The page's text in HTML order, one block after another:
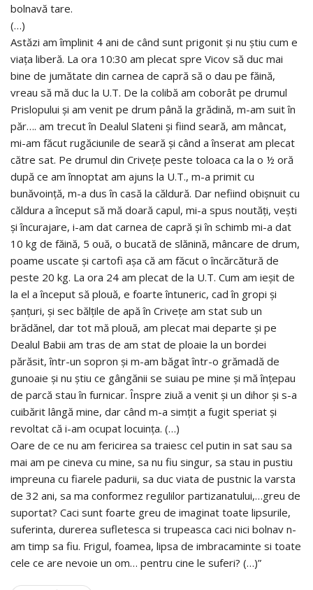
bolnavă tare.
(…)
Astăzi am împlinit 4 ani de când sunt prigonit şi nu ştiu cum e
viaţa liberă. La ora 10:30 am plecat spre Vicov să duc mai
bine de jumătate din carnea de capră să o dau pe făină,
vreau să mă duc la U.T. De la colibă am coborât pe drumul
Prislopului şi am venit pe drum până la grădină, m-am suit în
păr…. am trecut în Dealul Slateni şi fiind seară, am mâncat,
mi-am făcut rugăciunile de seară şi când a înserat am plecat
către sat. Pe drumul din Criveţe peste toloaca ca la o ½ oră
după ce am înnoptat am ajuns la U.T., m-a primit cu
bunăvoinţă, m-a dus în casă la căldură. Dar nefiind obişnuit cu
căldura a început să mă doară capul, mi-a spus noutăţi, veşti
şi încurajare, i-am dat carnea de capră şi în schimb mi-a dat
10 kg de făină, 5 ouă, o bucată de slănină, mâncare de drum,
poame uscate şi cartofi aşa că am făcut o încărcătură de
peste 20 kg. La ora 24 am plecat de la U.T. Cum am ieşit de
la el a început să plouă, e foarte întuneric, cad în gropi şi
şanţuri, şi sec bălţile de apă în Criveţe am stat sub un
brădănel, dar tot mă plouă, am plecat mai departe şi pe
Dealul Babii am tras de am stat de ploaie la un bordei
părăsit, într-un sopron şi m-am băgat într-o grămadă de
gunoaie şi nu ştiu ce gângănii se suiau pe mine şi mă înţepau
de parcă stau în furnicar. Înspre ziuă a venit şi un dihor şi s-a
cuibărit lângă mine, dar când m-a simţit a fugit speriat şi
revoltat că i-am ocupat locuinţa. (…)
Oare de ce nu am fericirea sa traiesc cel putin in sat sau sa
mai am pe cineva cu mine, sa nu fiu singur, sa stau in pustiu
impreuna cu fiarele padurii, sa duc viata de pustnic la varsta
de 32 ani, sa ma conformez regulilor partizanatului,…greu de
suportat? Caci sunt foarte greu de imaginat toate lipsurile,
suferinta, durerea sufletesca si trupeasca caci nici bolnav n-
am timp sa fiu. Frigul, foamea, lipsa de imbracaminte si toate
cele ce are nevoie un om… pentru cine le suferi? (…)”